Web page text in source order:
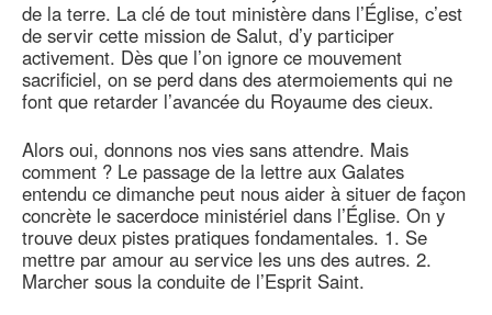
de la terre. La clé de tout ministère dans l’Église, c’est
de servir cette mission de Salut, d’y participer
activement. Dès que l’on ignore ce mouvement
sacrificiel, on se perd dans des atermoiements qui ne
font que retarder l’avancée du Royaume des cieux.
Alors oui, donnons nos vies sans attendre. Mais
comment ? Le passage de la lettre aux Galates
entendu ce dimanche peut nous aider à situer de façon
concrète le sacerdoce ministériel dans l’Église. On y
trouve deux pistes pratiques fondamentales. 1. Se
mettre par amour au service les uns des autres. 2.
Marcher sous la conduite de l’Esprit Saint.